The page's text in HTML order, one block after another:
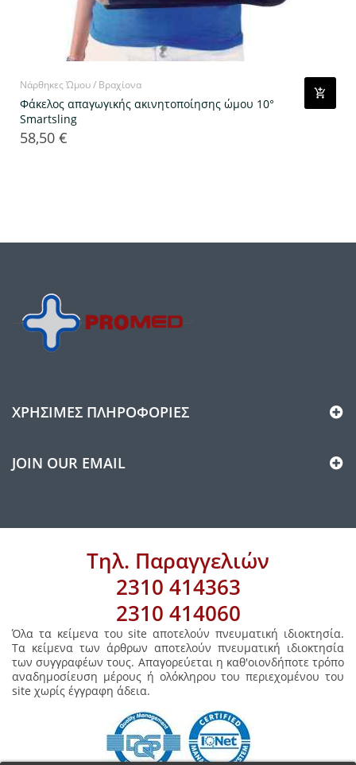
Νάρθηκες Ώμου / Βραχίονα
Φάκελος απαγωγικής ακινητοποίησης ώμου 10°
Smartsling
Τιμή
58,50 €
ΧΡΉΣΙΜΕΣ ΠΛΗΡΟΦΟΡΊΕΣ
JOIN OUR EMAIL
Τηλ. Παραγγελιών
2310 414363
2310 414060
Όλα τα κείμενα του site αποτελούν πνευματική ιδιοκτησία.
Τα κείμενα των άρθρων αποτελούν πνευματική ιδιοκτησία
των συγγραφέων τους. Απαγορεύεται η καθ'οιονδήποτε τρόπο
αναδημοσίευση μέρους ή ολόκληρου του περιεχομένου του
site χωρίς έγγραφη άδεια.